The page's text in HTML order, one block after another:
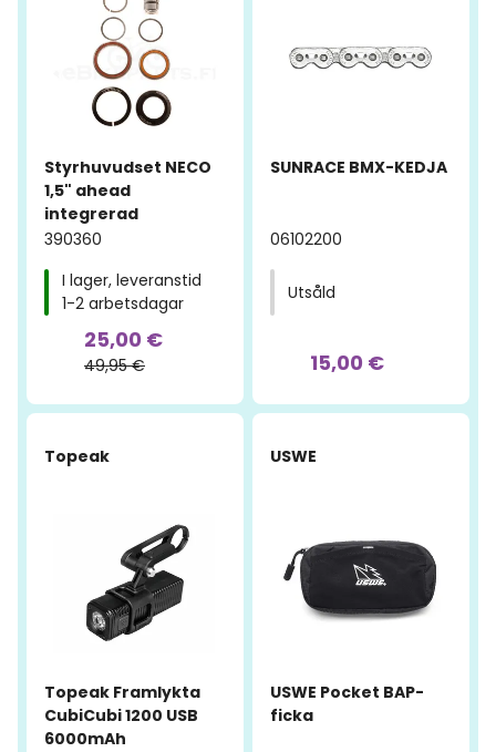
Styrhuvudset NECO
1,5" ahead
integrerad
390360
I lager, leveranstid
1-2 arbetsdagar
25,00 €
49,95 €
SUNRACE BMX-KEDJA
06102200
Utsåld
15,00 €
Topeak
-51%
Topeak Framlykta
CubiCubi 1200 USB
6000mAh
USWE
-60%
USWE Pocket BAP-
ficka